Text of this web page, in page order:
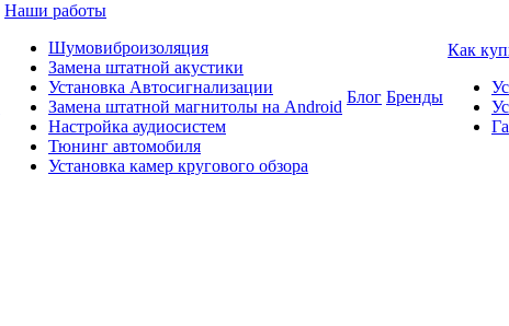
Наши работы
Шумовиброизоляция
Замена штатной акустики
Установка Автосигнализации
Замена штатной магнитолы на Android
Настройка аудиосистем
Тюнинг автомобиля
Установка камер кругового обзора
Блог Бренды
Как